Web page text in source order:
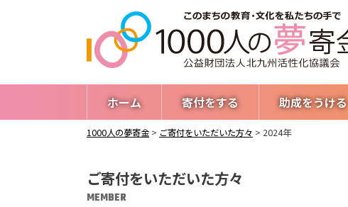
ホーム 寄付をする 助成をうける
1000人の夢寄金 > ご寄付をいただいた方々 > 2024年
ご寄付をいただいた方々
MEMBER